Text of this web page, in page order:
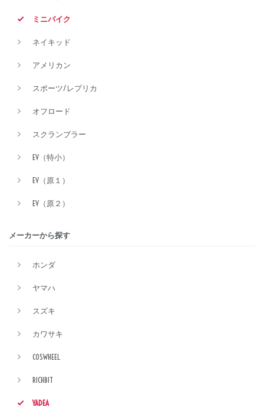
ミニバイク
ネイキッド
アメリカン
スポーツ/レプリカ
オフロード
スクランブラー
EV（特小）
EV（原１）
EV（原２）
メーカーから探す
ホンダ
ヤマハ
スズキ
カワサキ
COSWHEEL
RICHBIT
YADEA
価格